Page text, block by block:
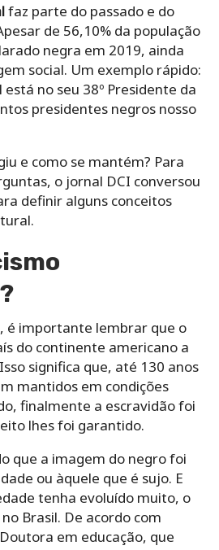
faz parte do passado e do
de 56,10% da população
negra em 2019, ainda
social. Um exemplo rápido:
no seu 38º Presidente da
presidentes negros nosso
e como se mantém? Para
o jornal DCI conversou
definir alguns conceitos
é importante lembrar que o
do continente americano a
significa que, até 130 anos
mantidos em condições
finalmente a escravidão foi
lhes foi garantido.
que a imagem do negro foi
ou àquele que é sujo. E
tenha evoluído muito, o
Brasil. De acordo com
em educação, que